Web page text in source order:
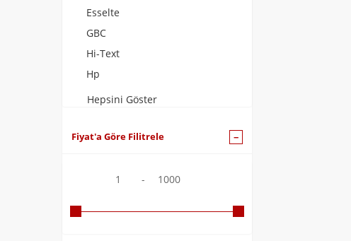
Esselte
GBC
Hi-Text
Hp
Hepsini Göster
Fiyat'a Göre Filitrele
1 - 1000